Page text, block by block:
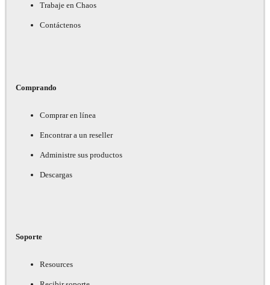
Trabaje en Chaos
Contáctenos
Comprando
Comprar en línea
Encontrar a un reseller
Administre sus productos
Descargas
Soporte
Resources